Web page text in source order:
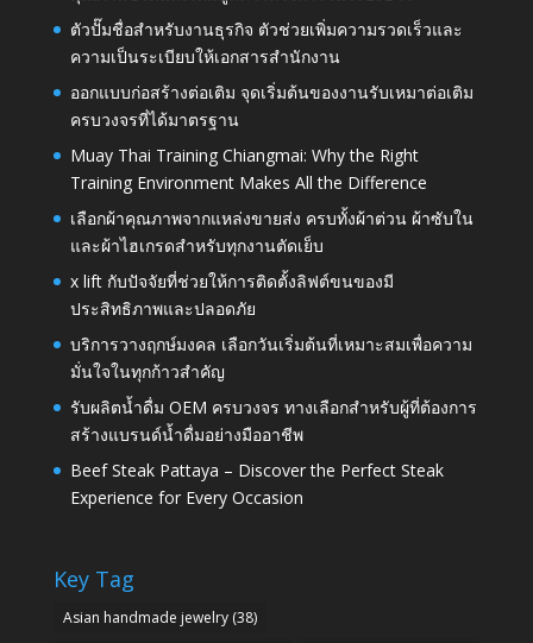
ตัวปั๊มชื่อสำหรับงานธุรกิจ ตัวช่วยเพิ่มความรวดเร็วและ
ความเป็นระเบียบให้เอกสารสำนักงาน
ออกแบบก่อสร้างต่อเติม จุดเริ่มต้นของงานรับเหมาต่อเติม
ครบวงจรที่ได้มาตรฐาน
Muay Thai Training Chiangmai: Why the Right
Training Environment Makes All the Difference
เลือกผ้าคุณภาพจากแหล่งขายส่ง ครบทั้งผ้าต่วน ผ้าซับใน
และผ้าไฮเกรดสำหรับทุกงานตัดเย็บ
x lift กับปัจจัยที่ช่วยให้การติดตั้งลิฟต์ขนของมี
ประสิทธิภาพและปลอดภัย
บริการวางฤกษ์มงคล เลือกวันเริ่มต้นที่เหมาะสมเพื่อความ
มั่นใจในทุกก้าวสำคัญ
รับผลิตน้ำดื่ม OEM ครบวงจร ทางเลือกสำหรับผู้ที่ต้องการ
สร้างแบรนด์น้ำดื่มอย่างมืออาชีพ
Beef Steak Pattaya – Discover the Perfect Steak
Experience for Every Occasion
Key Tag
Asian handmade jewelry(38)